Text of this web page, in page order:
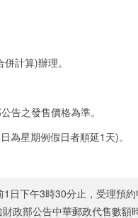
計算)辦理。
告之發售價格為準。
為星期例假日者順延1天)。
日下午3時30分止，受理預
政部公告中華郵政代售數額